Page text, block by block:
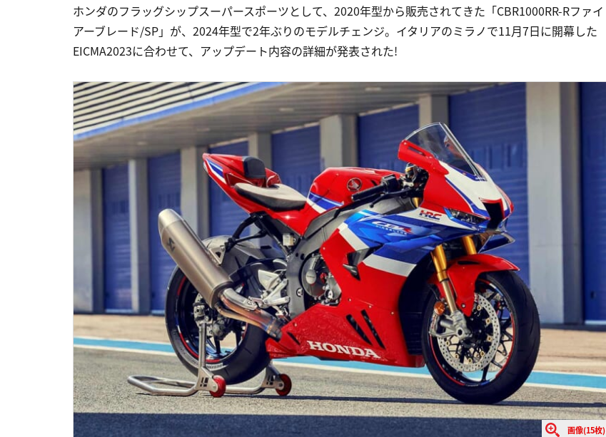
ホンダのフラッグシップスーパースポーツとして、2020年型から販売されてきた「CBR1000RR-Rファイ
アーブレード/SP」が、2024年型で2年ぶりのモデルチェンジ。イタリアのミラノで11月7日に開幕した
EICMA2023に合わせて、アップデート内容の詳細が発表された!
画像(15枚)